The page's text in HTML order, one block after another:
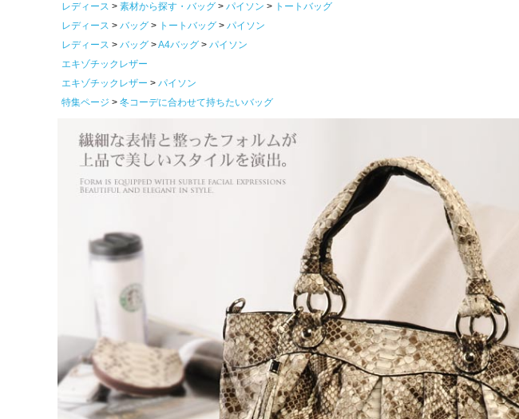
レディース
素材から探す・バッグ パイソン
トートバッグ
レディース
バッグ トートバッグ
パイソン
レディース
バッグ A4バッグ
パイソン
エキゾチックレザー
エキゾチックレザー
パイソン
特集ページ
冬コーデに合わせて持ちたいバッグ